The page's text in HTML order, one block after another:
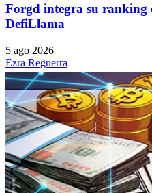
Forgd integra su ranking
DefiLlama
5 ago 2026
Ezra Reguerra